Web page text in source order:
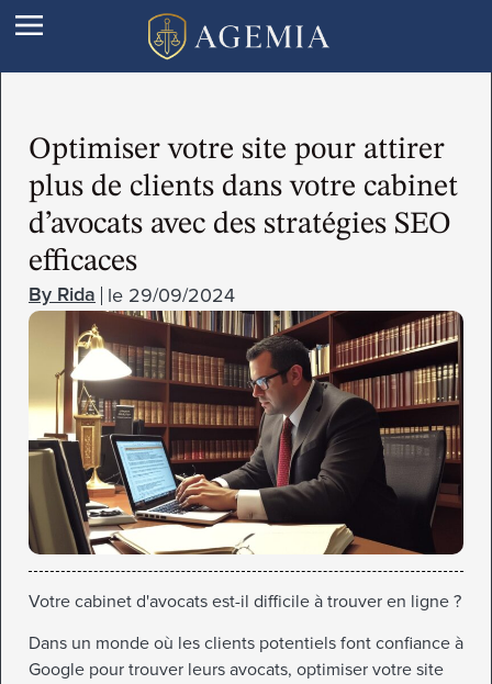
Optimiser votre site pour attirer
plus de clients dans votre cabinet
d’avocats avec des stratégies SEO
efficaces
Rida le 29/09/2024
Votre cabinet d'avocats est-il difficile à trouver en ligne ?
Dans un monde où les clients potentiels font confiance à
Google pour trouver leurs avocats, optimiser votre site